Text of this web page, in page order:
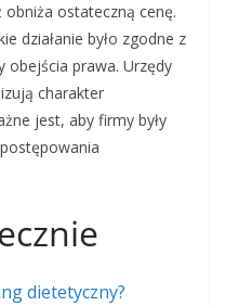
ostateczną cenę.
działanie było zgodne z
obejścia prawa. Urzędy
charakter
jest, aby firmy były
dietetyczny?